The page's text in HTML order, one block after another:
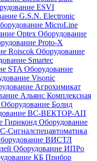
ESVI
G.S.N. Electronic
MicroLine
Optex Оборудование
Proto-X
Roiscok Оборудование
Smartec
STA Оборудование
Visonic
Агрохимикат
Альянс Комплексная
Оборудование Болид
ВС-ВЕКТОР-АП
Гириконд Оборудование
Сигналспецавтоматика
ВИСТЛ
Оборудование ИПРо
КБ Прибор